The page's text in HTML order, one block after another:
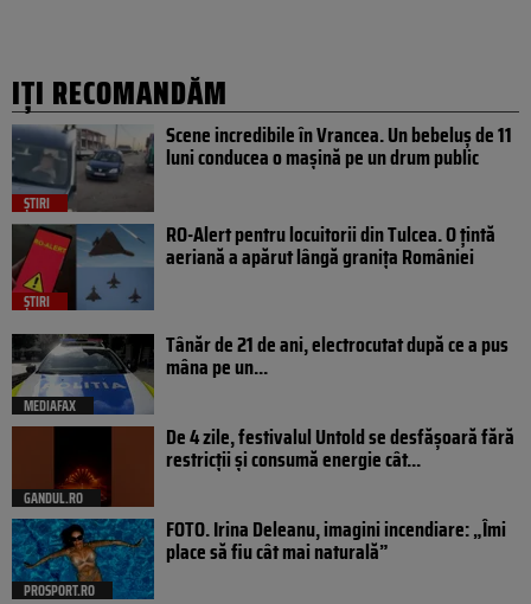
IȚI RECOMANDĂM
ȘTIRI
Scene incredibile în Vrancea. Un bebeluș de 11
luni conducea o mașină pe un drum public
ȘTIRI
RO-Alert pentru locuitorii din Tulcea. O țintă
aeriană a apărut lângă granița României
MEDIAFAX
Tânăr de 21 de ani, electrocutat după ce a pus
mâna pe un...
GANDUL.RO
De 4 zile, festivalul Untold se desfășoară fără
restricții și consumă energie cât...
PROSPORT.RO
FOTO. Irina Deleanu, imagini incendiare: „Îmi
place să fiu cât mai naturală”